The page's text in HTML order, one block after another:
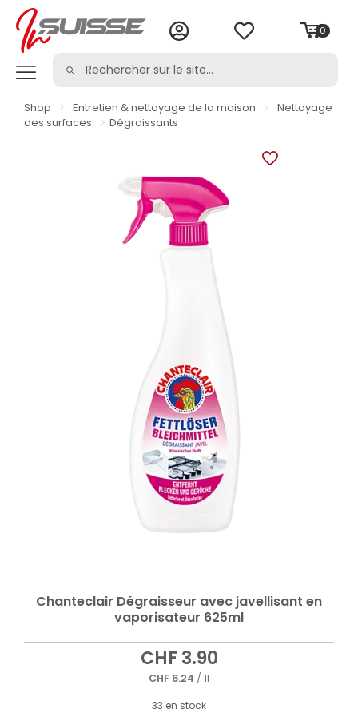
0
Shop > Entretien & nettoyage de la maison >
Nettoyage
des surfaces
> Dégraissants
Chanteclair Dégraisseur avec javellisant en
vaporisateur 625ml
CHF3.90
CHF 6.24 / 1l
33 en stock